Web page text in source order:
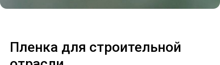
Пленка для строительной